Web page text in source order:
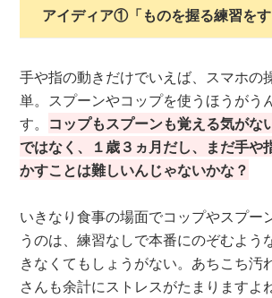
アイディア①「ものを握る練習をす
手や指の動きだけでいえば、スマホの
単。スプーンやコップを使うほうがう
す。 コップもスプーンも覚える気がな
ではなく 、１歳３ヵ月だし、まだ手や
かすことは難しいんじゃないかな？
いきなり食事の場面でコップやスプー
うのは、練習なしで本番にのぞむよう
きなくてもしょうがない。あちこち汚
さんも余計にストレスがたまりますよね